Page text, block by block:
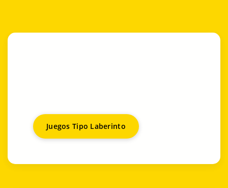
Juegos Tipo Laberinto